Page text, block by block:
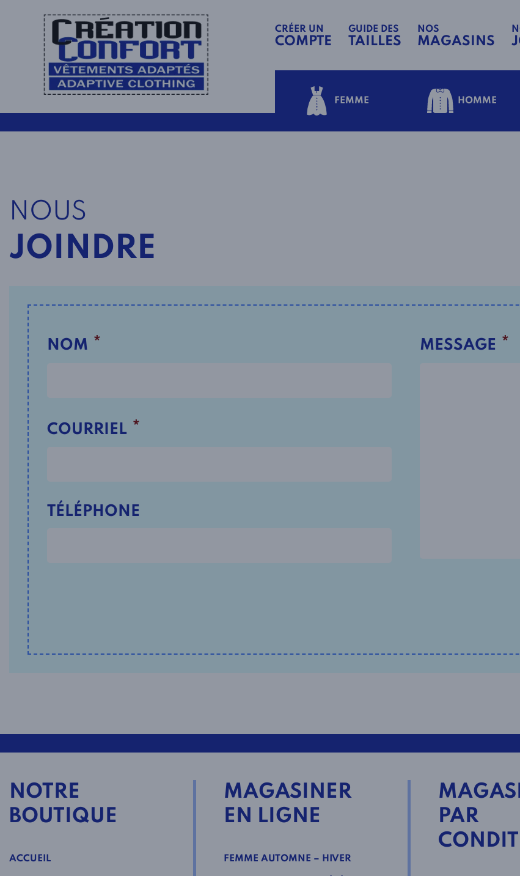
CRÉER UN
COMPTE
GUIDE DES
TAILLES
NOS
MAGASINS
FEMME HOMME
NOUS
JOINDRE
NOM *
COURRIEL *
TÉLÉPHONE
MESSAGE *
NOTRE
BOUTIQUE
ACCUEIL
MAGASINER
EN LIGNE
FEMME AUTOMNE – HIVER
PAR